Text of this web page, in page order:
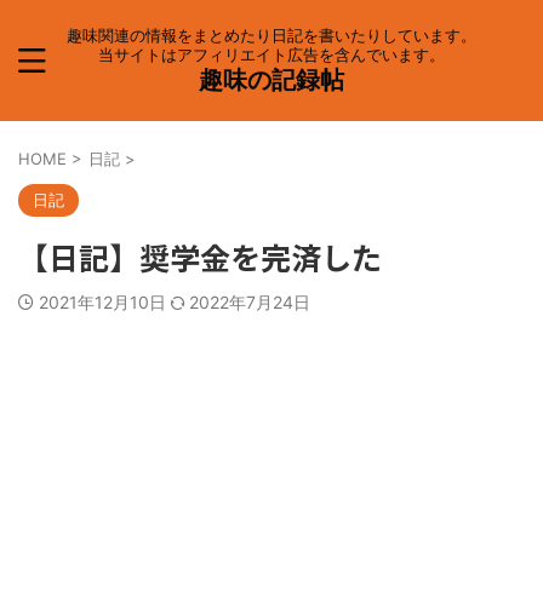
趣味関連の情報をまとめたり日記を書いたりしています。
当サイトはアフィリエイト広告を含んでいます。
趣味の記録帖
HOME > 日記 >
日記
【日記】奨学金を完済した
2021年12月10日 2022年7月24日